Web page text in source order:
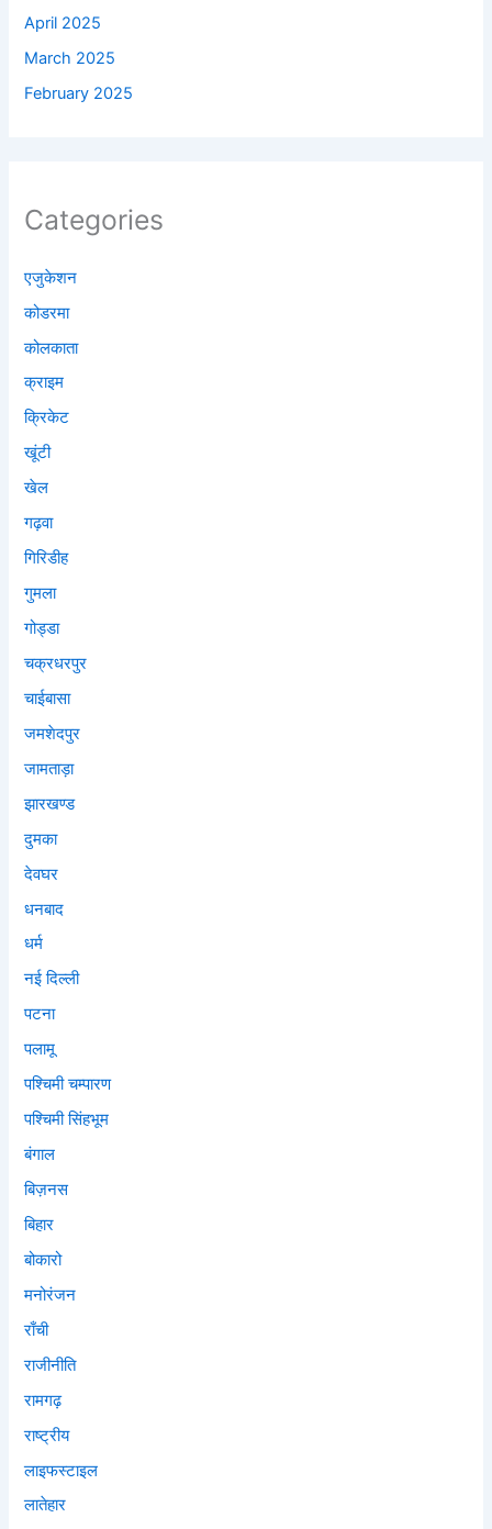
April 2025
March 2025
February 2025
Categories
एजुकेशन
कोडरमा
कोलकाता
क्राइम
क्रिकेट
खूंटी
खेल
गढ़वा
गिरिडीह
गुमला
गोड्डा
चक्रधरपुर
चाईबासा
जमशेदपुर
जामताड़ा
झारखण्ड
दुमका
देवघर
धनबाद
धर्म
नई दिल्ली
पटना
पलामू
पश्चिमी चम्पारण
पश्चिमी सिंहभूम
बंगाल
बिज़नस
बिहार
बोकारो
मनोरंजन
राँची
राजीनीति
रामगढ़
राष्ट्रीय
लाइफस्टाइल
लातेहार